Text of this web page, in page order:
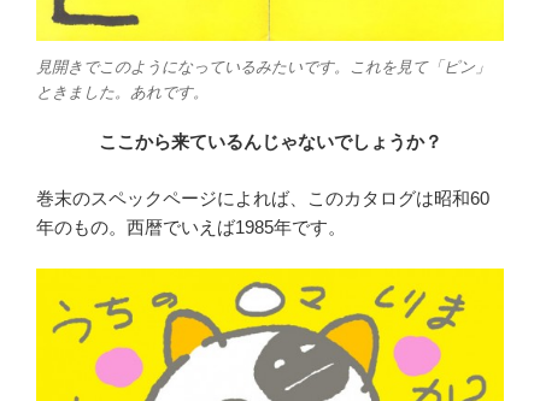
見開きでこのようになっているみたいです。これを見て「ピン」
ときました。あれです。
ここから来ているんじゃないでしょうか？
巻末のスペックページによれば、このカタログは昭和60
年のもの。西暦でいえば1985年です。